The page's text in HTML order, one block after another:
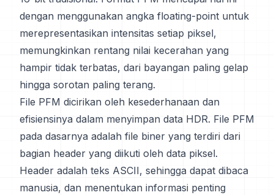
dengan menggunakan angka floating-point untuk
merepresentasikan intensitas setiap piksel,
memungkinkan rentang nilai kecerahan yang
hampir tidak terbatas, dari bayangan paling gelap
hingga sorotan paling terang.
File PFM dicirikan oleh kesederhanaan dan
efisiensinya dalam menyimpan data HDR. File PFM
pada dasarnya adalah file biner yang terdiri dari
bagian header yang diikuti oleh data piksel.
Header adalah teks ASCII, sehingga dapat dibaca
manusia, dan menentukan informasi penting